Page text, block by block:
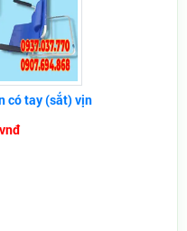
có tay (sắt) vịn